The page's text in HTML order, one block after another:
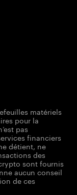
matériels
pour la
pas
financiers
détient, ne
des
sont fournis
aucun conseil
de ces